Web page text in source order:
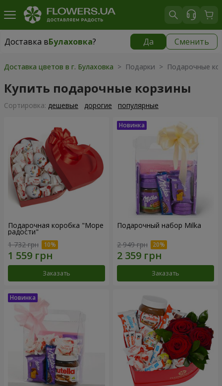
Доставка вБулаховка? Да Сменить
Доставка вБулаховка|
Доставка цветов в г. Булаховка > Подарки > Подарочные
Купить подарочные корзины
Cортировка: дешевые дорогие популярные
Подарочная коробка "Море
радости"
1 732 грн
Заказать
Подарочный набор Milka
2 949 грн
Заказать